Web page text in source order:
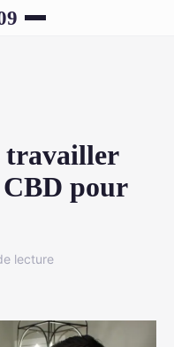
travailler
CBD pour
lecture